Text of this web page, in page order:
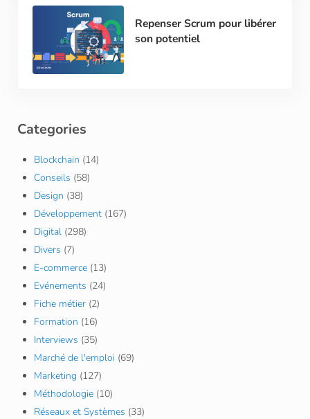
Repenser Scrum pour libérer
son potentiel
Categories
Blockchain (14)
Conseils (58)
Design (38)
Développement (167)
Digital (298)
Divers (7)
E-commerce (13)
Evénements (24)
Fiche métier (2)
Formation (16)
Interviews (35)
Marché de l'emploi (69)
Marketing (127)
Méthodologie (10)
Réseaux et Systèmes (33)